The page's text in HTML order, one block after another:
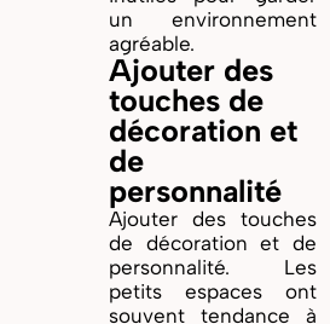
un environnement
agréable.
Ajouter des
touches de
décoration et
de
personnalité
Ajouter des touches
de décoration et de
personnalité. Les
petits espaces ont
souvent tendance à